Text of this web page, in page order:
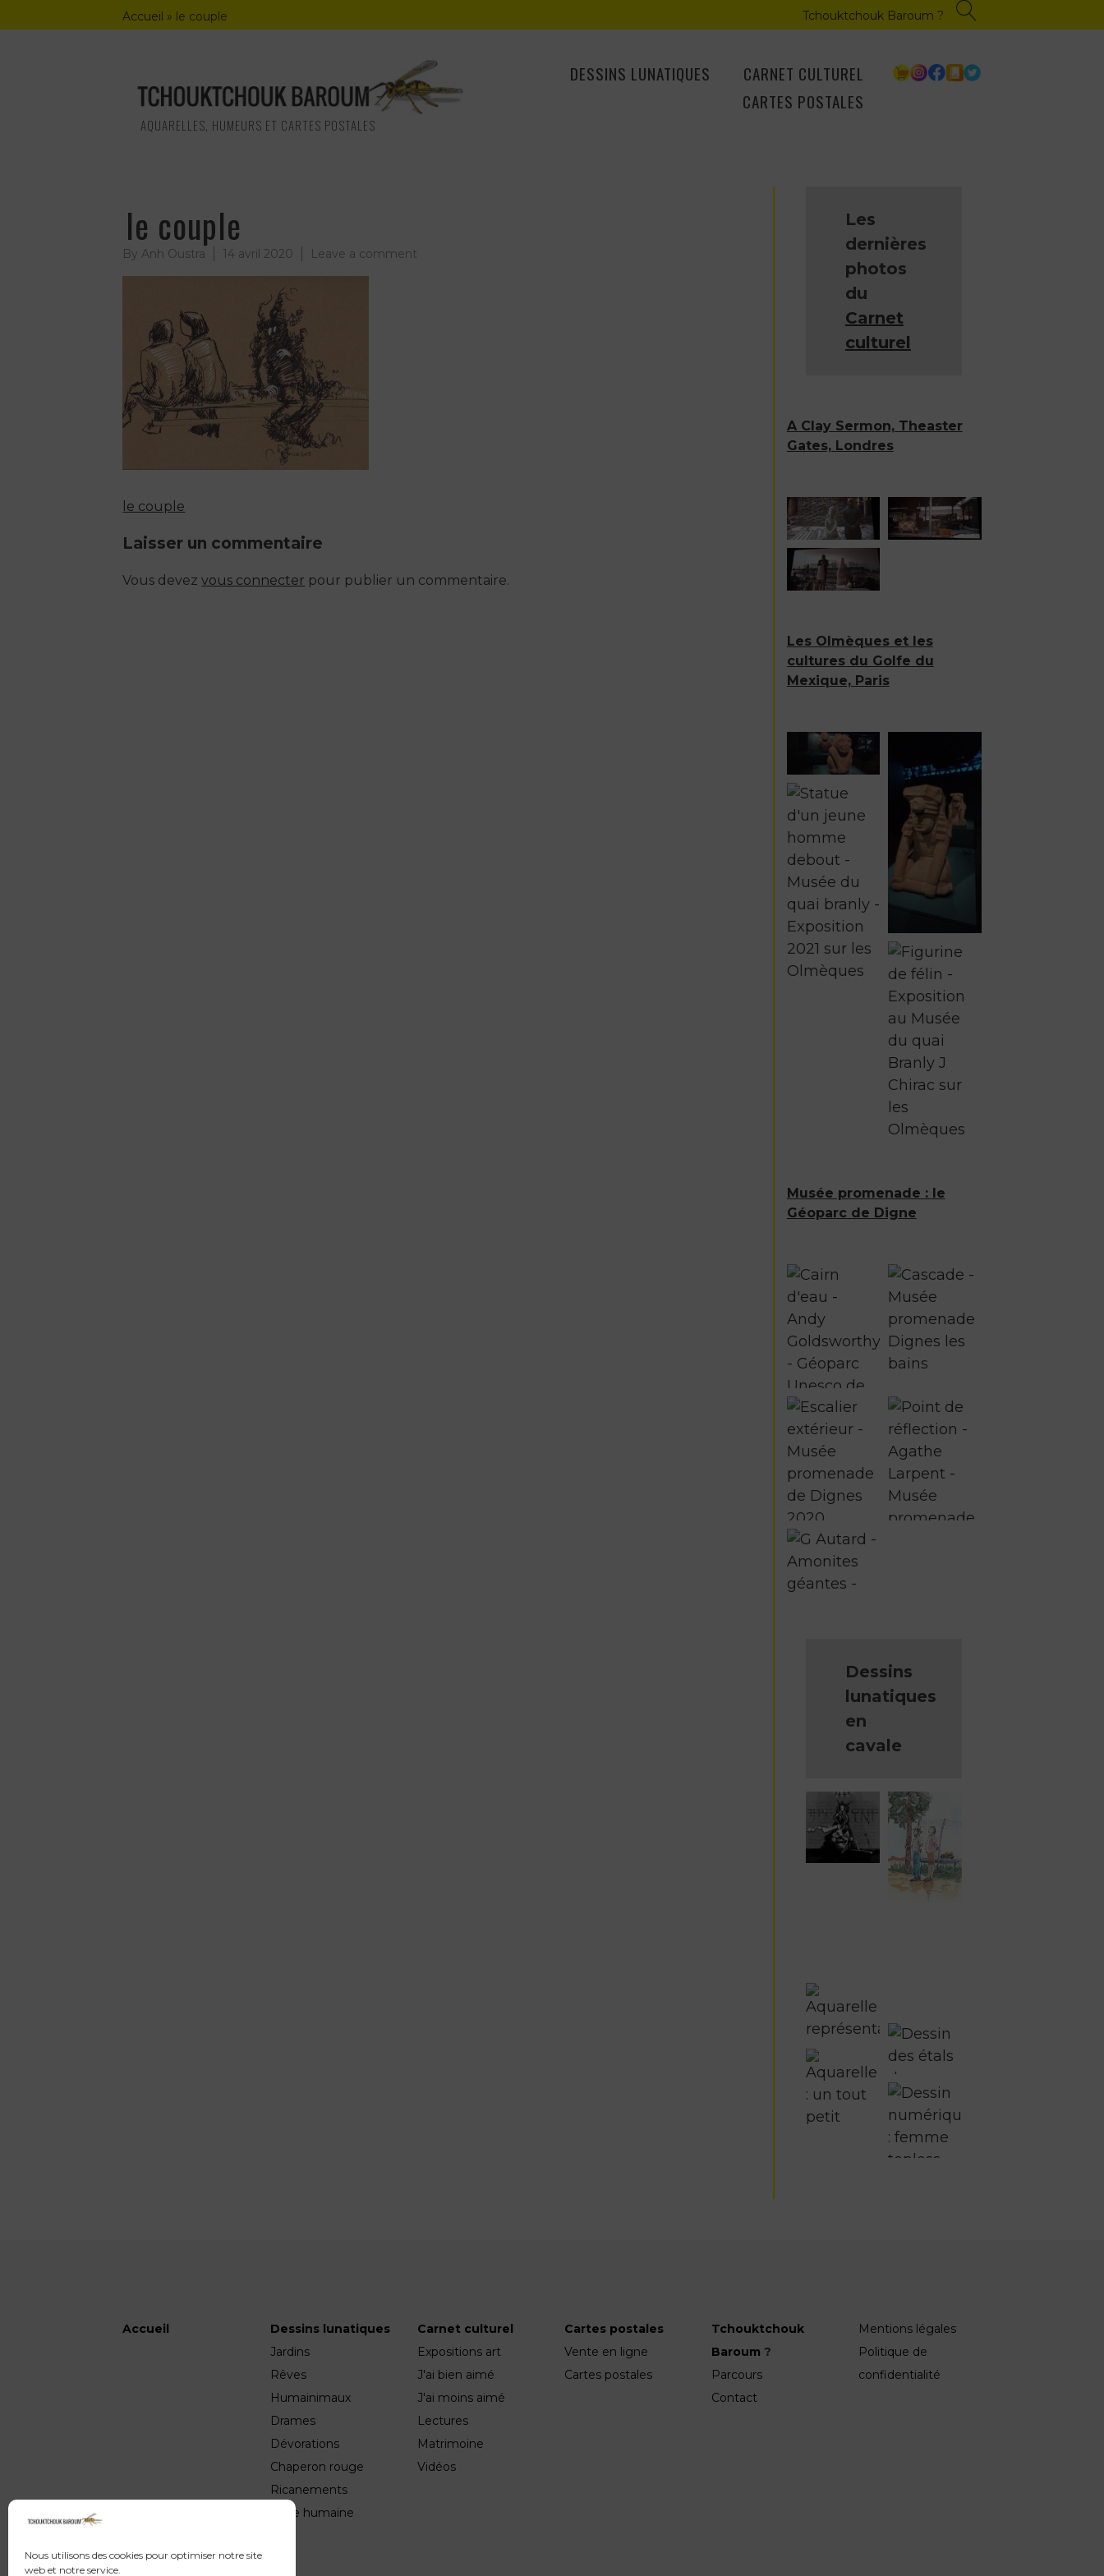
Nous utilisons des cookies pour optimiser notre site
web et notre service.
to
Accueil » le couple Tchouktchouk Baroum ?
AQUARELLES, HUMEURS ET CARTES POSTALES
DESSINS LUNATIQUES
CARNET CULTUREL
CARTES POSTALES
le couple
ByAnh Oustra 14 avril 2020 Leave a comment
Navigation
de
le couple
Laisser un commentaire
Vous devezvous connecter pour publier un commentaire.
Les
dernières
photos
du
Carnet
culturel
A Clay Sermon, Theaster
Gates, Londres
Les Olmèques et les
cultures du Golfe du
Mexique, Paris
Musée promenade : le
Géoparc de Digne
Dessins
lunatiques
en
cavale
Accueil
Dessins lunatiques
Jardins
Rêves
Humainimaux
Drames
Dévorations
Chaperon rouge
Ricanements
Valse humaine
Carnet culturel
Expositions art
J'ai bien aimé
J'ai moins aimé
Lectures
Matrimoine
Vidéos
Cartes postales
Vente en ligne
Cartes postales
Tchouktchouk
Baroum ?
Parcours
Contact
Mentions légales
Politique de
confidentialité